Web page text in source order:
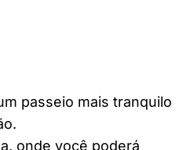
passeio mais tranquilo
onde você poderá